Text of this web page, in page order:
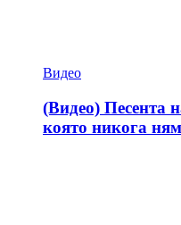
Видео
(Видео) Песента
която никога